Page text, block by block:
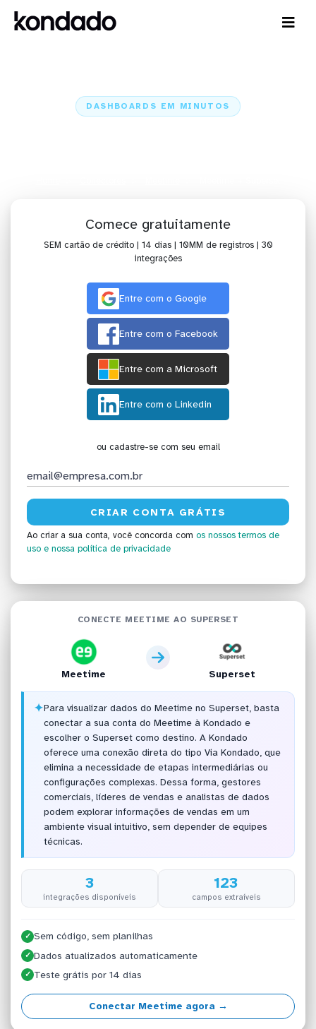
DASHBOARDS EM MINUTOS
Comece gratuitamente
SEM cartão de crédito | 14 dias | 10MM de registros | 30
integrações
Entre com o Google
Entre com o Facebook
Entre com a Microsoft
Entre com o Linkedin
ou cadastre-se com seu email
Ao criar a sua conta, você concorda com os nossos termos de
uso e nossa política de privacidade
CONECTE MEETIME AO SUPERSET
Meetime Superset
✦Para visualizar dados do Meetime no Superset, basta
conectar a sua conta do Meetime à Kondado e
escolher o Superset como destino. A Kondado
oferece uma conexão direta do tipo Via Kondado, que
elimina a necessidade de etapas intermediárias ou
configurações complexas. Dessa forma, gestores
comerciais, líderes de vendas e analistas de dados
podem explorar informações de vendas em um
ambiente visual intuitivo, sem depender de equipes
técnicas.
3
integrações disponíveis
123
campos extraíveis
✓ Sem código, sem planilhas
✓ Dados atualizados automaticamente
✓ Teste grátis por 14 dias
Conectar Meetime agora →